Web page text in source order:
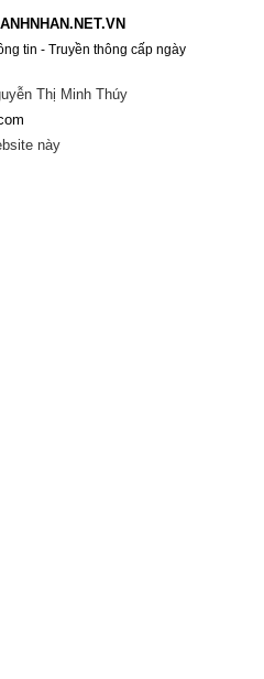
tin - Truyền thông cấp ngày
Thị Minh Thúy
này